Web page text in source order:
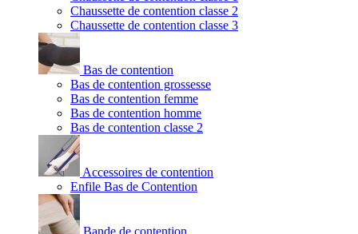
Chaussette de contention classe 2
Chaussette de contention classe 3
Bas de contention
Bas de contention grossesse
Bas de contention femme
Bas de contention homme
Bas de contention classe 2
Accessoires de contention
Enfile Bas de Contention
Bande de contention